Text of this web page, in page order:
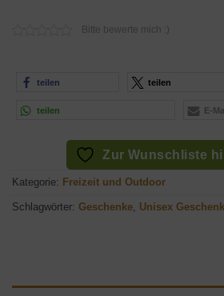
Bitte bewerte mich :)
teilen teilen
teilen E-
Zur Wunschliste
Kategorie: Freizeit und Outdoor
Schlagwörter: Geschenke, Unisex